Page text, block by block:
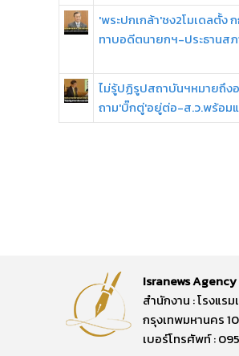
'พระปกเกล้า'ชง2โมเดลตั้ง
ทาบอดีตนายกฯ-ประธานส
ไม่รู้ปฏิรูปสถาบันฯหมายถึงอ
ถาม'บิ๊กตู่'อยู่ต่อ-ส.ว.พร้อม
Isranews
สำนักงาน : โรงแร
กรุงเทพมหานคร
เบอร์โทรศัพท์ :